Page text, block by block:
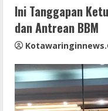
n
g
Ini Tanggapan
dan Antrean BBM